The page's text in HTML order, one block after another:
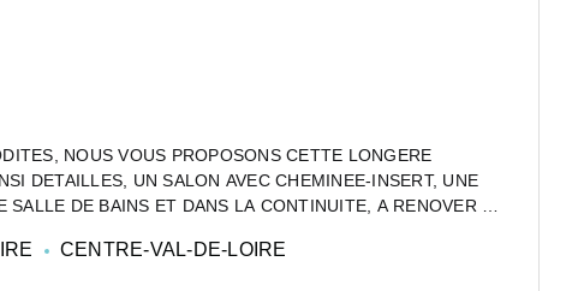
NOUS VOUS PROPOSONS CETTE LONGERE
DETAILLES, UN SALON AVEC CHEMINEE-INSERT, UNE
DE BAINS ET DANS LA CONTINUITE, A RENOVER SI
CENTRE-VAL-DE-LOIRE